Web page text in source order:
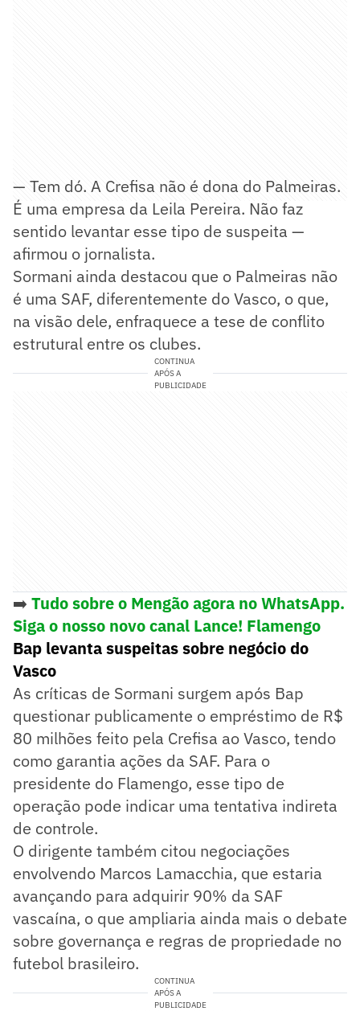
— Tem dó. A Crefisa não é dona do Palmeiras.
É uma empresa da Leila Pereira. Não faz
sentido levantar esse tipo de suspeita —
afirmou o jornalista.
Sormani ainda destacou que o Palmeiras não
é uma SAF, diferentemente do Vasco, o que,
na visão dele, enfraquece a tese de conflito
estrutural entre os clubes.
CONTINUA
APÓS A
PUBLICIDADE
➡️ Tudo sobre o Mengão agora no WhatsApp.
Siga o nosso novo canal Lance! Flamengo
Bap levanta suspeitas sobre negócio do
Vasco
As críticas de Sormani surgem após Bap
questionar publicamente o empréstimo de R$
80 milhões feito pela Crefisa ao Vasco, tendo
como garantia ações da SAF. Para o
presidente do Flamengo, esse tipo de
operação pode indicar uma tentativa indireta
de controle.
O dirigente também citou negociações
envolvendo Marcos Lamacchia, que estaria
avançando para adquirir 90% da SAF
vascaína, o que ampliaria ainda mais o debate
sobre governança e regras de propriedade no
futebol brasileiro.
CONTINUA
APÓS A
PUBLICIDADE